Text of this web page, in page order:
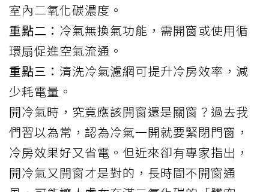
室內二氧化碳濃度。
重點二： 冷氣無換氣功能，需開窗或使用循
環扇促進空氣流通。
重點三： 清洗冷氣濾網可提升冷房效率，減
少耗電量。
開冷氣時，究竟應該開窗還是關窗？過去我
們習以為常，認為冷氣一開就要緊閉門窗，
冷房效果好又省電。但近來卻有專家指出，
開冷氣又開窗才是對的，長時間不開窗通